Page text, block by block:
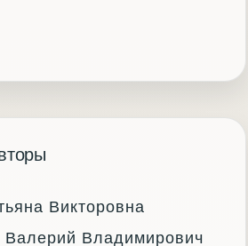
Викторовна
Валерий Владимирович